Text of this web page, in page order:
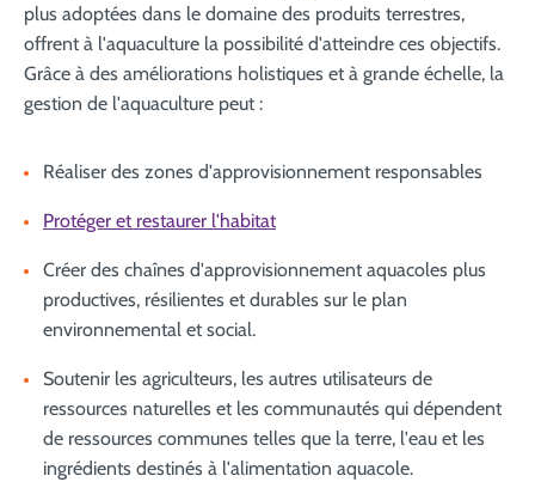
plus adoptées dans le domaine des produits terrestres,
offrent à l'aquaculture la possibilité d'atteindre ces objectifs.
Grâce à des améliorations holistiques et à grande échelle, la
gestion de l'aquaculture peut :
Réaliser des zones d'approvisionnement responsables
Protéger et restaurer l'habitat
Créer des chaînes d'approvisionnement aquacoles plus
productives, résilientes et durables sur le plan
environnemental et social.
Soutenir les agriculteurs, les autres utilisateurs de
ressources naturelles et les communautés qui dépendent
de ressources communes telles que la terre, l'eau et les
ingrédients destinés à l'alimentation aquacole.